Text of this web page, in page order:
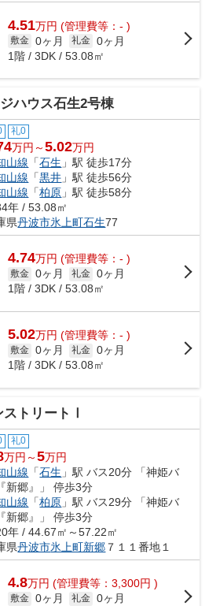
4.51万円 (管理費等：- )
敷金 0ヶ月 礼金 0ヶ月
1階 / 3DK / 53.08㎡
ハウス石生2号棟
礼0
万円～5.02万円
山線 「石生 」駅 徒歩17分
山線 「黒井 」駅 徒歩56分
山線 「柏原 」駅 徒歩58分
年 / 53.08㎡
県丹波市氷上町石生77
4.74万円 (管理費等：- )
敷金 0ヶ月 礼金 0ヶ月
1階 / 3DK / 53.08㎡
5.02万円 (管理費等：- )
敷金 0ヶ月 礼金 0ヶ月
1階 / 3DK / 53.08㎡
ストリートⅠ
礼0
万円～5万円
山線 「石生 」駅 バス20分 「神姫バ
新郷』」 停歩3分
山線 「柏原 」駅 バス29分 「神姫バ
新郷』」 停歩3分
年 / 44.67㎡～57.22㎡
県丹波市氷上町新郷 ７１１番地１
4.8万円 (管理費等：3,300円 )
敷金 0ヶ月 礼金 0ヶ月